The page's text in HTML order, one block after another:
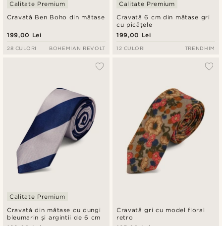
Cravată Ben Boho din mătase
Calitate Premium
199,00 Lei
28 CULORI BOHEMIAN REVOLT
Cravată 6 cm din mătase gri
cu picățele
Calitate Premium
199,00 Lei
12 CULORI TRENDHIM
Cravată din mătase cu dungi
bleumarin și argintii de 6 cm
Calitate Premium
Cravată gri cu model floral
retro